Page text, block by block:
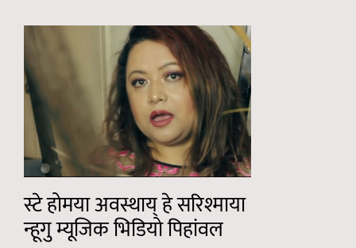
स्टे होमया अवस्थाय् हे सरिश्माया
न्हूगु म्यूजिक भिडियो पिहांवल